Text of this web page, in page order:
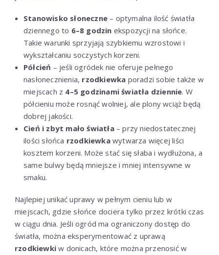
Stanowisko słoneczne – optymalna ilość światła
dziennego to 6–8 godzin ekspozycji na słońce.
Takie warunki sprzyjają szybkiemu wzrostowi i
wykształcaniu soczystych korzeni.
Półcień – jeśli ogródek nie oferuje pełnego
nasłonecznienia, rzodkiewka poradzi sobie także w
miejscach z 4–5 godzinami światła dziennie. W
półcieniu może rosnąć wolniej, ale plony wciąż będą
dobrej jakości.
Cień i zbyt mało światła– przy niedostatecznej
ilości słońca rzodkiewkawytwarza więcej liści
kosztem korzeni. Może stać się słaba i wydłużona, a
same bulwy będą mniejsze i mniej intensywne w
smaku.
Najlepiej unikać uprawy w pełnym cieniu lub w
miejscach, gdzie słońce dociera tylko przez krótki czas
w ciągu dnia. Jeśli ogród ma ograniczony dostęp do
światła, można eksperymentować z uprawą
rzodkiewki w donicach, które można przenosić w